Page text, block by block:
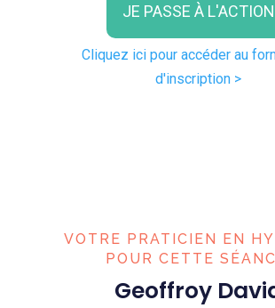
JE PASSE À L'ACTION
Cliquez ici pour accéder au
d'inscription >
VOTRE PRATICIEN EN
POUR CETTE
Geoffroy